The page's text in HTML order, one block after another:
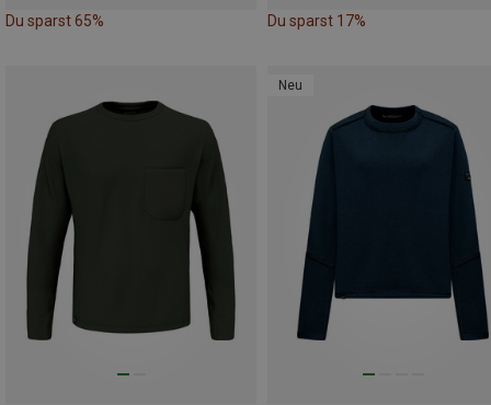
Du sparst 65% Du sparst 17%
Neu